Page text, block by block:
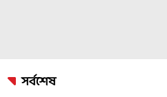
সর্বশেষ